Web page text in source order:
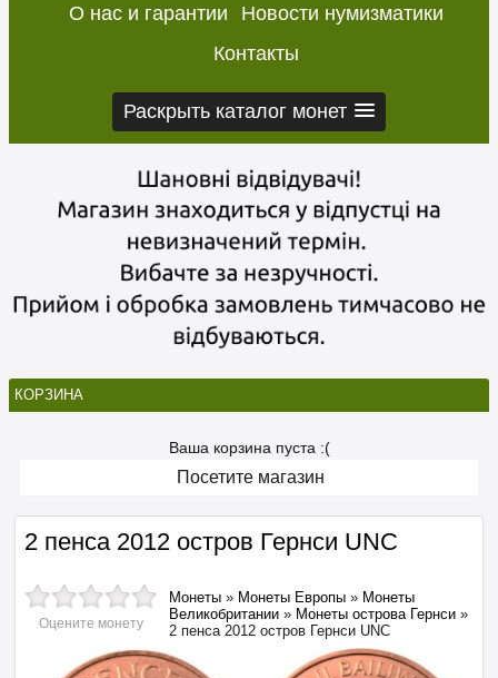
О нас и гарантии
Новости нумизматики
Контакты
Раскрыть каталог монет
КОРЗИНА
Ваша корзина пуста :(
Посетите магазин
2 пенса 2012 остров Гернси UNC
Оцените монету
Монеты » Монеты Европы » Монеты
Великобритании » Монеты острова Гернси »
2 пенса 2012 остров Гернси UNC